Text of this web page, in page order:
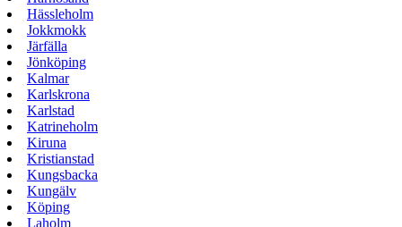
Hässleholm
Jokkmokk
Järfälla
Jönköping
Kalmar
Karlskrona
Karlstad
Katrineholm
Kiruna
Kristianstad
Kungsbacka
Kungälv
Köping
Laholm